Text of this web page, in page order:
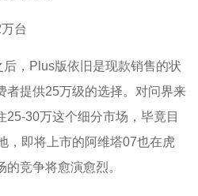
台
，Plus版依旧是现款销售的状
者提供25万级的选择。对问界来
25-30万这个细分市场，毕竟目
，即将上市的阿维塔07也在虎
竞争将愈演愈烈。